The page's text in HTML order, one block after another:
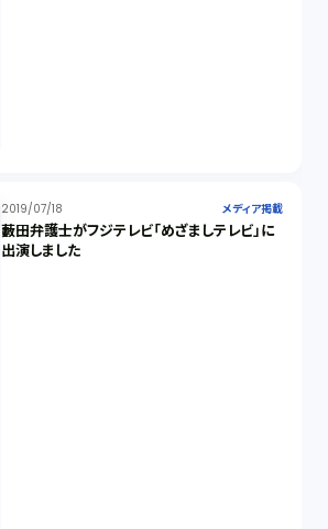
2019/07/18 メディア掲載
藪田弁護士がフジテレビ「めざましテレビ」に
出演しました